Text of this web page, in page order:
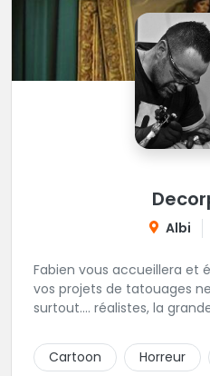
Albi
Fabien vous accueillera et
vos projets de tatouages
surtout.... réalistes, la
Cartoon Horreur